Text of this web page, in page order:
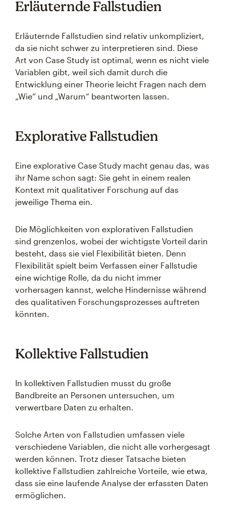
Erläuternde Fallstudien
Erläuternde Fallstudien sind relativ unkompliziert,
da sie nicht schwer zu interpretieren sind. Diese
Art von Case Study ist optimal, wenn es nicht viele
Variablen gibt, weil sich damit durch die
Entwicklung einer Theorie leicht Fragen nach dem
„Wie“ und „Warum“ beantworten lassen.
Explorative Fallstudien
Eine explorative Case Study macht genau das, was
ihr Name schon sagt: Sie geht in einem realen
Kontext mit qualitativer Forschung auf das
jeweilige Thema ein.
Die Möglichkeiten von explorativen Fallstudien
sind grenzenlos, wobei der wichtigste Vorteil darin
besteht, dass sie viel Flexibilität bieten. Denn
Flexibilität spielt beim Verfassen einer Fallstudie
eine wichtige Rolle, da du nicht immer
vorhersagen kannst, welche Hindernisse während
des qualitativen Forschungsprozesses auftreten
könnten.
Kollektive Fallstudien
In kollektiven Fallstudien musst du große
Bandbreite an Personen untersuchen, um
verwertbare Daten zu erhalten.
Solche Arten von Fallstudien umfassen viele
verschiedene Variablen, die nicht alle vorhergesagt
werden können. Trotz dieser Tatsache bieten
kollektive Fallstudien zahlreiche Vorteile, wie etwa,
dass sie eine laufende Analyse der erfassten Daten
ermöglichen.